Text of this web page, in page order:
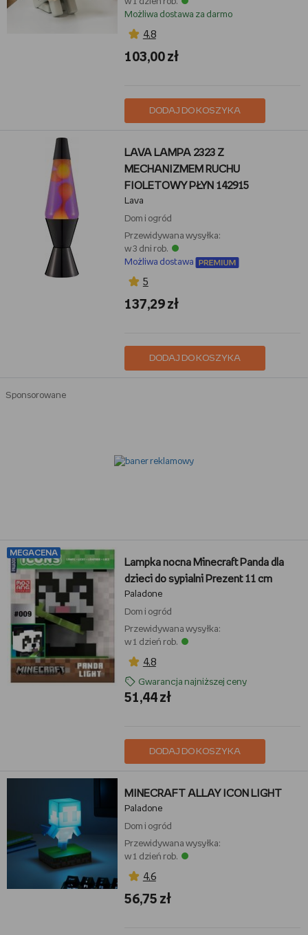
Możliwa dostawa za darmo
4,8
103,00 zł
DODAJ DO KOSZYKA
LAVA LAMPA 2323 Z
MECHANIZMEM RUCHU
FIOLETOWY PŁYN 142915
Lava
Dom i ogród
Przewidywana wysyłka:
w 3 dni rob.
Możliwa dostawa
5
137,29 zł
DODAJ DO KOSZYKA
Sponsorowane
MEGACENA
Lampka nocna Minecraft Panda dla
dzieci do sypialni Prezent 11 cm
Paladone
Dom i ogród
Przewidywana wysyłka:
w 1 dzień rob.
4,8
Gwarancja najniższej ceny
51,44 zł
DODAJ DO KOSZYKA
MINECRAFT ALLAY ICON LIGHT
Paladone
Dom i ogród
Przewidywana wysyłka:
w 1 dzień rob.
4,6
56,75 zł